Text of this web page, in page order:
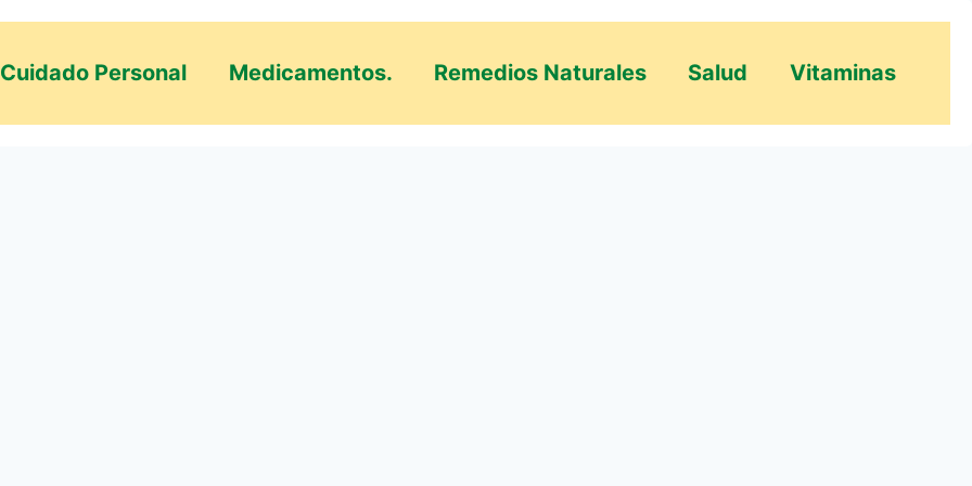
Cuidado Personal Medicamentos. Remedios Naturales Salud Vitaminas